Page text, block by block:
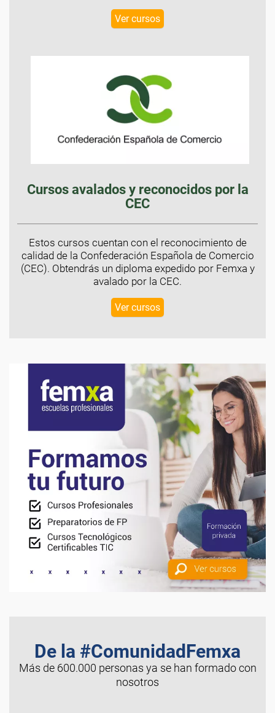
Ver cursos
Cursos avalados y reconocidos por la
CEC
Estos cursos cuentan con el reconocimiento de
calidad de la Confederación Española de Comercio
(CEC). Obtendrás un diploma expedido por Femxa y
avalado por la CEC.
Ver cursos
De la #ComunidadFemxa
Más de 600.000 personas ya se han formado con
nosotros